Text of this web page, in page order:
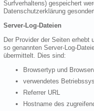
Surfverhaltens) gespeichert
Datenschutzerklärung
Server-Log-Dateien
Der Provider der Seiten
so genannten Server-Log-
übermittelt. Dies sind:
Browsertyp und
verwendetes
Referrer URL
Hostname des